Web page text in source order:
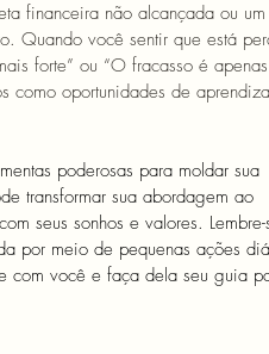
financeira não alcançada ou um
Quando você sentir que está
forte” ou “O fracasso é
como oportunidades de
poderosas para moldar sua
transformar sua abordagem ao
seus sonhos e valores.
por meio de pequenas ações
com você e faça dela seu guia